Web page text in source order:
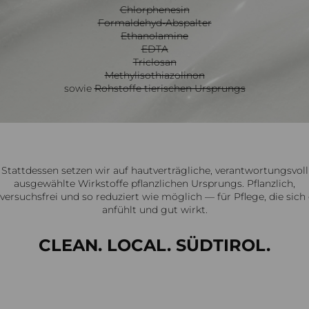
Chlorphenesin
Formaldehyd-Abspalter
Ethanolamine
EDTA
Triclosan
Methylisothiazolinon
sowieRohstoffe tierischen Ursprungs
Stattdessen setzen wir auf hautverträgliche, verantwortungsvoll
ausgewählte Wirkstoffe pflanzlichen Ursprungs. Pflanzlich,
und so reduziert wie möglich — für Pflege, die
anfühlt und gut wirkt.
CLEAN. LOCAL. SÜDTIROL.